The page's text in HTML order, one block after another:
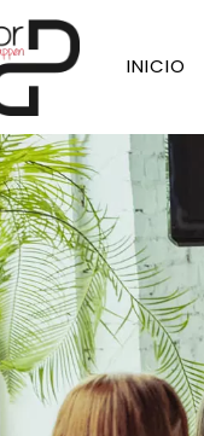
INICIO